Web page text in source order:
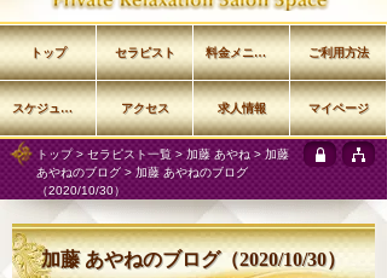
トップ> セラピスト一覧 >加藤 あやね > 加藤
あやねのブログ > 加藤 あやねのブログ
（2020/10/30）
加藤 あやねのブログ（2020/10/30）
トップ セラピスト 料金メニュー ご利用方法
スケジュール アクセス 求人情報 マイページ